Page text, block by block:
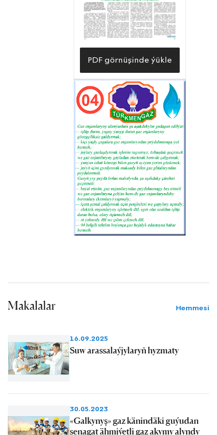
ýöredýän gözegçilik hem-de hyzmat
ediş, gaz ýerleşdiriş we hasabaty ýaly
gulluklaryň sazlaşykly hereket
edýändigini gürrüň berýärler. Bu
gulluklaryň zähmetsöýer işçi-
hünärmenleriniň agzybirlikde zähmet
çekmeginde hem-de öz öňlerinde
goýlan wezipe-borçlaryny häzirki
döwrüň talaplaryna laýyklykda ýokary
derejede berjaý etmegi netijesinde,
welaýat merkeziniň ilaty we edara-
kärhanalary ýylyň islendik
möwsüminde gymmatly «mawy
ýangyç» bilen ýokary derejede üpjün
edilýär. Bu ýerde şäheriň
ýaşaýjylaryndan we edara-
kärhanalaryndan gelýän sargytlaryň
tebigy gaz bilen baglanyşykly ýüze
Dosjanow we Allaberdi
Meretdurdyýew dagy tarapyndan
dessin çözgütler esasynda
berýär.
PDF görnüşinde ýükle
Makalalar Hemmesi
16.09.2025
Suw arassalaýjylaryň hyzmaty
30.05.2023
«Galkynyş» gaz känindäki guýudan
senagat ähmiýetli gaz akymy alyndy